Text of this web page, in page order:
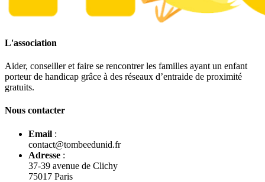
L'association
Aider, conseiller et faire se rencontrer les familles ayant un enfant
porteur de handicap grâce à des réseaux d’entraide de proximité
gratuits.
Nous contacter
Email :
contact@tombeedunid.fr
Adresse :
37-39 avenue de Clichy
75017 Paris